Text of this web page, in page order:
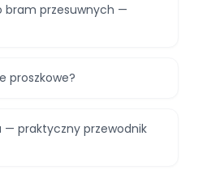
bram przesuwnych —
proszkowe?
praktyczny przewodnik